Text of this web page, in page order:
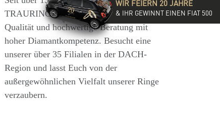
TRAURINGSCHMIEDE für exzellente
Qualität und hochwertige Beratung mit
hoher Diamantkompetenz. Besucht eine
unserer über 35 Filialen in der DACH-
Region und lasst Euch von der
außergewöhnlichen Vielfalt unserer Ringe
verzaubern.
WIR FEIERN 20 JAHRE
& IHR GEWINNT EINEN FIAT 500